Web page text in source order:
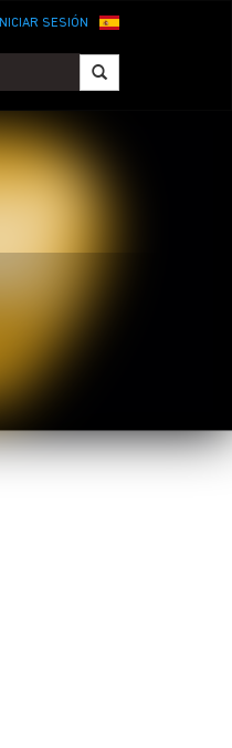
INICIAR SESIÓN